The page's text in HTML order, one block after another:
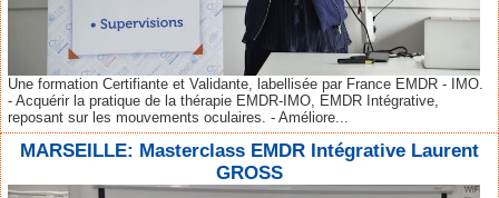
Une formation Certifiante et Validante, labellisée par France EMDR - IMO.
- Acquérir la pratique de la thérapie EMDR-IMO, EMDR Intégrative,
reposant sur les mouvements oculaires. - Améliore...
MARSEILLE: Masterclass EMDR Intégrative Laurent
GROSS